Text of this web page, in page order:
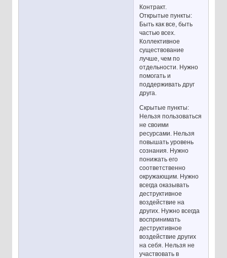
Контракт.
Открытые пункты:
Быть как все, быть
частью всех.
Коллективное
существование
лучше, чем по
отдельности. Нужно
помогать и
поддерживать друг
друга.
Скрытые пункты:
Нельзя пользоваться
не своими
ресурсами. Нельзя
повышать уровень
сознания. Нужно
понижать его
соответственно
окружающим. Нужно
всегда оказывать
деструктивное
воздействие на
других. Нужно всегда
воспринимать
деструктивное
воздействие других
на себя. Нельзя не
участвовать в